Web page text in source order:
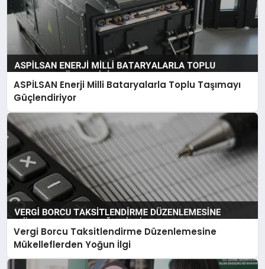
ASPİLSAN Enerji Milli Bataryalarla Toplu Taşımayı
Güçlendiriyor
Vergi Borcu Taksitlendirme Düzenlemesine
Mükelleflerden Yoğun İlgi